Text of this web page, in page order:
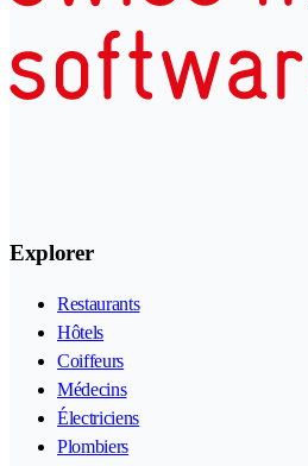
Explorer
Restaurants
Hôtels
Coiffeurs
Médecins
Électriciens
Plombiers